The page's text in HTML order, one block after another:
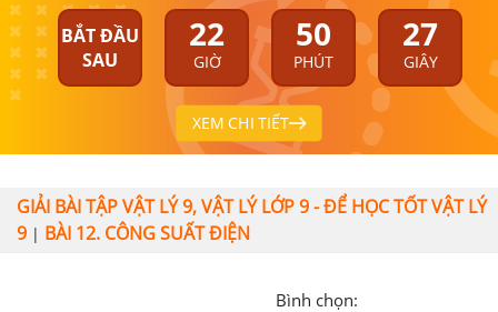
BẮT ĐẦU
SAU
22
GIỜ
50
PHÚT
26
GIÂY
XEM CHI TIẾT
GIẢI BÀI TẬP VẬT LÝ 9, VẬT LÝ LỚP 9 - ĐỂ HỌC TỐT VẬT LÝ
9 | BÀI 12. CÔNG SUẤT ĐIỆN
Bình chọn: